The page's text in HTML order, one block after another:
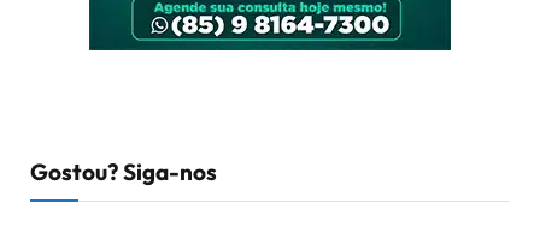
Gostou? Siga-nos